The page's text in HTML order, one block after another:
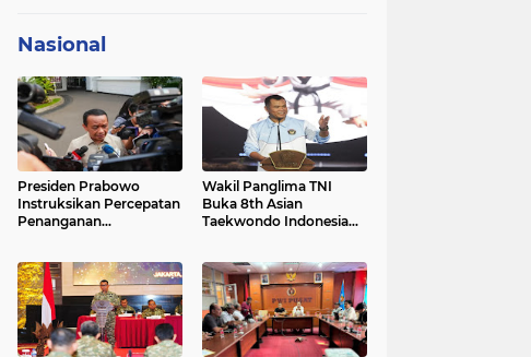
Nasional
Presiden Prabowo
Instruksikan Percepatan
Penanganan
BBM
Wakil Panglima TNI
Buka 8th Asian
Taekwondo Indonesia